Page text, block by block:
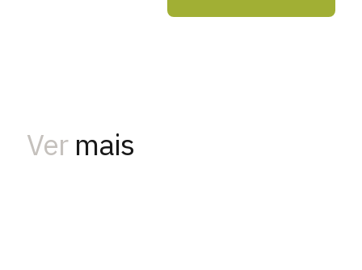
Ver mais